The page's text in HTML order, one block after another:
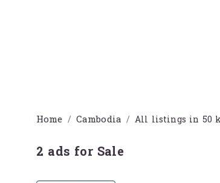
Home Cambodia All listings in 50
2 ads for Sale